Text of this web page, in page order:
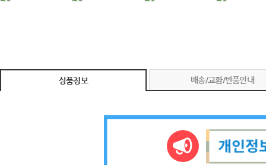
상품정보 배송/교환/반품안내